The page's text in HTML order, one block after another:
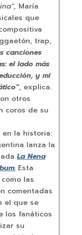
María
que
trap,
canciones
el lado más
y mi
, explica.
otros
coros de su
en la historia:
lanza la
La Nena
Esta
las
comentadas
el que se
los fanáticos
su